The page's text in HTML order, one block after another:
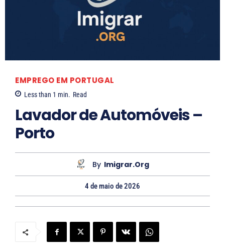
EMPREGO EM PORTUGAL
Less than 1 min. Read
Lavador de Automóveis –
Porto
By Imigrar.org
4 de maio de 2026